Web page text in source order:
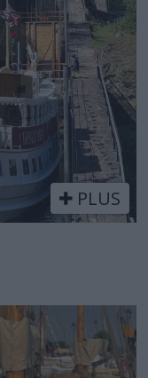
PLUS